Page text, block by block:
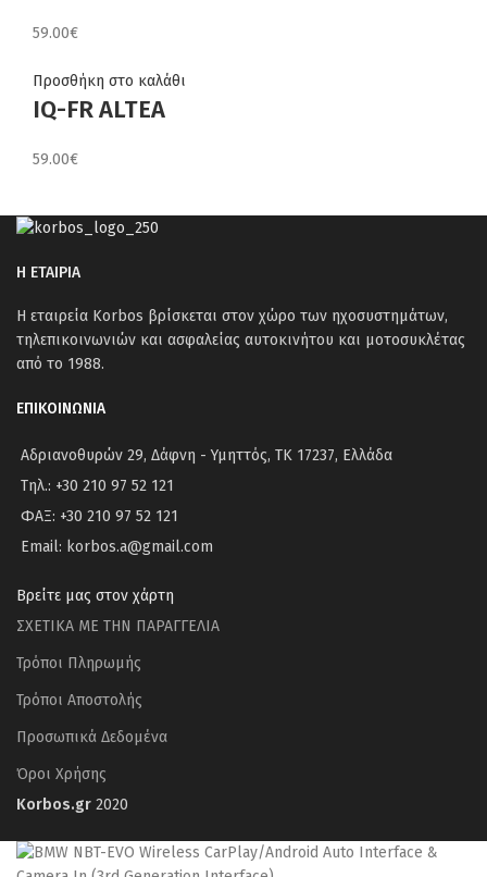
59.00€
Προσθήκη στο καλάθι
IQ-FR ALTEA
59.00€
Η ΕΤΑΙΡΙΑ
Η εταιρεία Korbos βρίσκεται στον χώρο των ηχοσυστημάτων,
τηλεπικοινωνιών και ασφαλείας αυτοκινήτου και μοτοσυκλέτας
από το 1988.
ΕΠΙΚΟΙΝΩΝΙΑ
Αδριανοθυρών 29, Δάφνη - Υμηττός, ΤΚ 17237, Ελλάδα
Τηλ.: +30 210 97 52 121
ΦΑΞ: +30 210 97 52 121
Email: korbos.a@gmail.com
Βρείτε μας στον χάρτη
ΣΧΕΤΙΚΑ ΜΕ ΤΗΝ ΠΑΡΑΓΓΕΛΙΑ
Τρόποι Πληρωμής
Τρόποι Αποστολής
Προσωπικά Δεδομένα
Όροι Χρήσης
Korbos.gr 2020